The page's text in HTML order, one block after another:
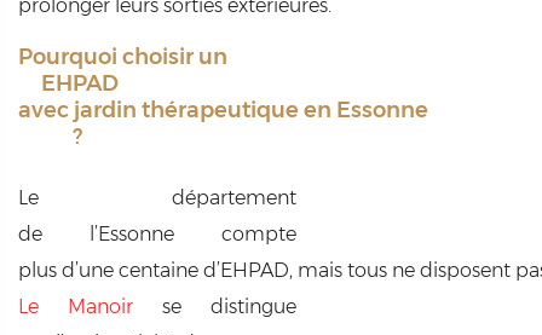
prolonger leurs sorties extérieures.
Pourquoi choisir un
EHPAD
avec jardin thérapeutique en Essonne
?
Le département
de l’Essonne compte
plus d’une centaine d’EHPAD, mais tous ne disposent
Le Manoirse distingue